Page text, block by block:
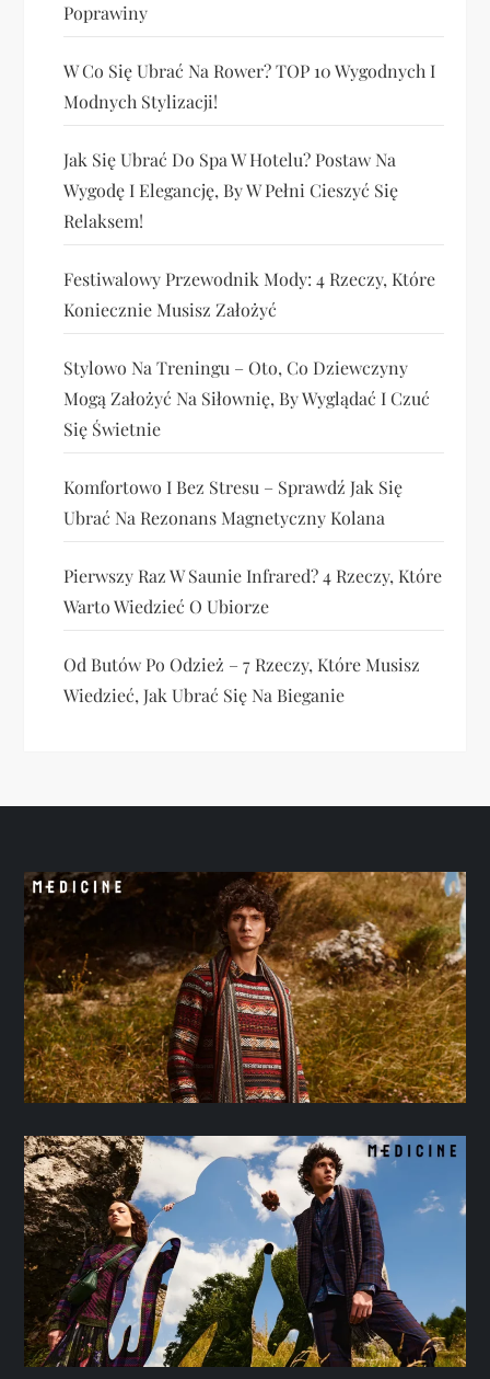
Poprawiny
W Co Się Ubrać Na Rower? TOP 10 Wygodnych I
Modnych Stylizacji!
Jak Się Ubrać Do Spa W Hotelu? Postaw Na
Wygodę I Elegancję, By W Pełni Cieszyć Się
Relaksem!
Festiwalowy Przewodnik Mody: 4 Rzeczy, Które
Koniecznie Musisz Założyć
Stylowo Na Treningu – Oto, Co Dziewczyny
Mogą Założyć Na Siłownię, By Wyglądać I Czuć
Się Świetnie
Komfortowo I Bez Stresu – Sprawdź Jak Się
Ubrać Na Rezonans Magnetyczny Kolana
Pierwszy Raz W Saunie Infrared? 4 Rzeczy, Które
Warto Wiedzieć O Ubiorze
Od Butów Po Odzież – 7 Rzeczy, Które Musisz
Wiedzieć, Jak Ubrać Się Na Bieganie